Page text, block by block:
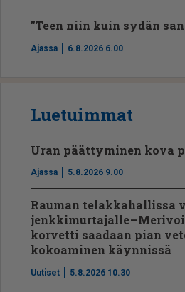
”Teen niin kuin sydän
Ajassa 6.8.2026 6.00
Luetuimmat
Uran päättyminen kova
Ajassa 5.8.2026 9.00
Rauman telakkahallissa
jenkkimurtajalle –
korvetti saadaan pian
kokoaminen käynnissä
Uutiset 5.8.2026 10.30